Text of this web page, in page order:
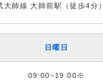
大師線 大師前駅（徒歩4分）
日曜日
09:00~19:00※